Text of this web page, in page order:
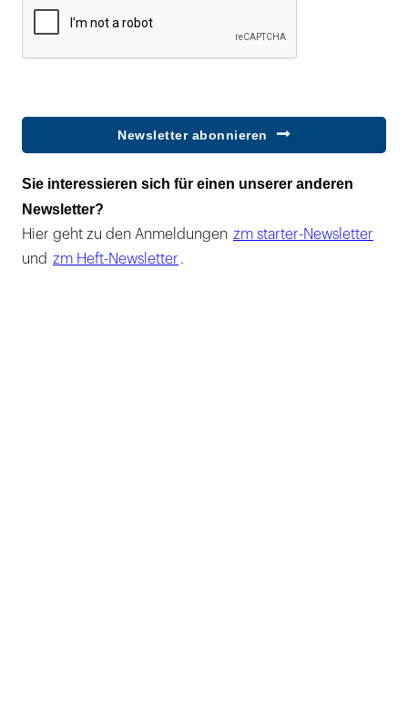
Newsletter abonnieren
Sie interessieren sich für einen unserer anderen
Newsletter?
Hier geht zu den Anmeldungen zm starter-Newsletter
und zm Heft-Newsletter .